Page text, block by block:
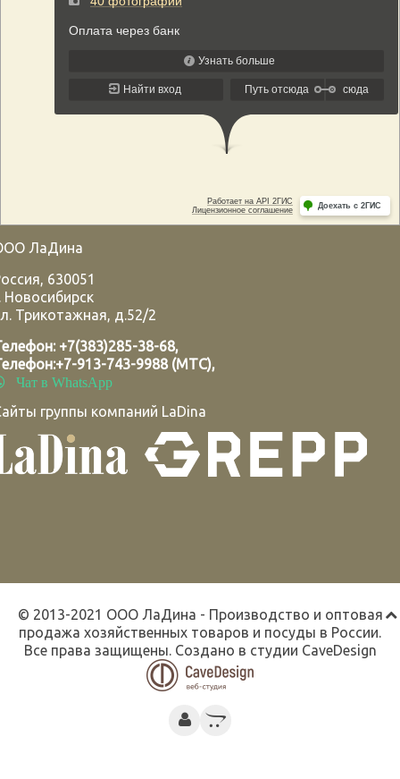
ЛаДина
, 630051
Новосибирск
Трикотажная, д.52/2
+7(383)285-38-68,
+7-913-743-9988 (МТС),
Чат в WhatsApp
группы компаний LaDina
© 2013-2021 ООО ЛаДина - Производство и оптовая
продажа хозяйственных товаров и посуды в России.
Все права защищены. Создано в студии CaveDesign